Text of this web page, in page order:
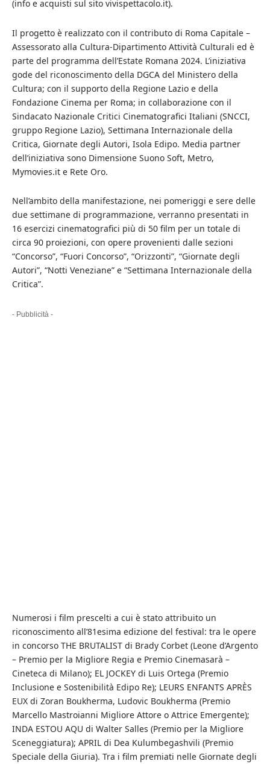
(info e acquisti sul sito vivispettacolo.it).
Il progetto è realizzato con il contributo di Roma Capitale –
Assessorato alla Cultura-Dipartimento Attività Culturali ed è
parte del programma dell’Estate Romana 2024. L’iniziativa
gode del riconoscimento della DGCA del Ministero della
Cultura; con il supporto della Regione Lazio e della
Fondazione Cinema per Roma; in collaborazione con il
Sindacato Nazionale Critici Cinematografici Italiani (SNCCI,
gruppo Regione Lazio), Settimana Internazionale della
Critica, Giornate degli Autori, Isola Edipo. Media partner
dell’iniziativa sono Dimensione Suono Soft, Metro,
Mymovies.it e Rete Oro.
Nell’ambito della manifestazione, nei pomeriggi e sere delle
due settimane di programmazione, verranno presentati in
16 esercizi cinematografici più di 50 film per un totale di
circa 90 proiezioni, con opere provenienti dalle sezioni
“Concorso”, “Fuori Concorso”, “Orizzonti”, “Giornate degli
Autori”, “Notti Veneziane” e “Settimana Internazionale della
Critica”.
- Pubblicità -
Numerosi i film prescelti a cui è stato attribuito un
riconoscimento all’81esima edizione del festival: tra le opere
in concorso THE BRUTALIST di Brady Corbet (Leone d’Argento
– Premio per la Migliore Regia e Premio Cinemasarà –
Cineteca di Milano); EL JOCKEY di Luis Ortega (Premio
Inclusione e Sostenibilità Edipo Re); LEURS ENFANTS APRÈS
EUX di Zoran Boukherma, Ludovic Boukherma (Premio
Marcello Mastroianni Migliore Attore o Attrice Emergente);
INDA ESTOU AQU di Walter Salles (Premio per la Migliore
Sceneggiatura); APRIL di Dea Kulumbegashvili (Premio
Speciale della Giuria). Tra i film premiati nelle Giornate degli